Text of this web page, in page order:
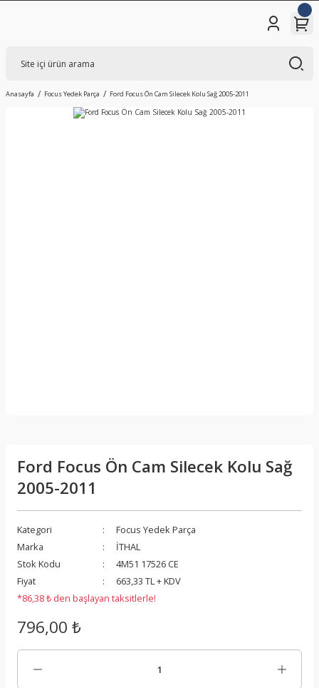
Anasayfa Focus Yedek Parça Ford Focus Ön Cam Silecek Kolu Sağ 2005-2011
Ford Focus Ön Cam Silecek Kolu Sağ
2005-2011
Kategori
Focus Yedek Parça
Marka
İTHAL
Stok Kodu
4M51 17526 CE
Fiyat
663,33 TL + KDV
*86,38 ₺ den başlayan taksitlerle!
796,00 ₺